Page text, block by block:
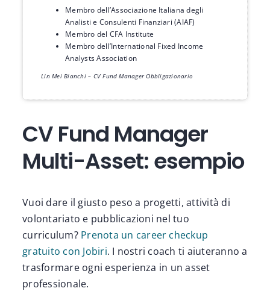
Membro dell’Associazione Italiana degli
Analisti e Consulenti Finanziari (AIAF)
Membro del CFA Institute
Membro dell’International Fixed Income
Analysts Association
Lin Mei Bianchi – CV Fund Manager Obbligazionario
CV Fund Manager
Multi-Asset: esempio
Vuoi dare il giusto peso a progetti, attività di
volontariato e pubblicazioni nel tuo
curriculum? Prenota un career checkup
gratuito con Jobiri. I nostri coach ti aiuteranno a
trasformare ogni esperienza in un asset
professionale.